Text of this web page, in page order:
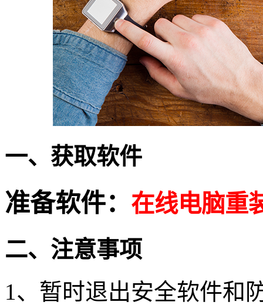
一、获取软件
准备软件： 在线电脑重
二、注意事项
1、暂时退出安全软件和